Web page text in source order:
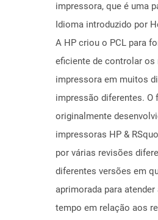
impressora, que é uma
Idioma introduzido por
A HP criou o PCL para
eficiente de controlar os
impressora em muitos
impressão diferentes. O
originalmente
impressoras HP &
por várias revisões
diferentes versões em
aprimorada para
tempo em relação aos